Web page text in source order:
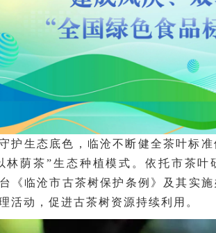
护生态底色，临沧不断健全茶叶标
林荫茶”生态种植模式。依托市茶
《临沧市古茶树保护条例》及其实
活动，促进古茶树资源持续利用。